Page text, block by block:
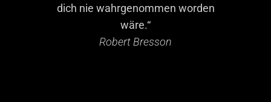
dich nie wahrgenommen worden
wäre.“
Robert Bresson